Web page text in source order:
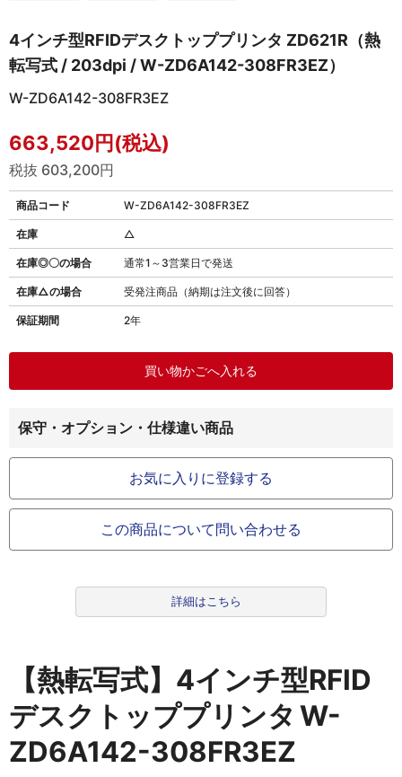
4インチ型RFIDデスクトッププリンタ ZD621R（熱
転写式 / 203dpi / W-ZD6A142-308FR3EZ）
W-ZD6A142-308FR3EZ
663,520円(税込)
税抜 603,200円
商品コード W-ZD6A142-308FR3EZ
在庫◎〇の場合 通常1～3営業日で発送
在庫△の場合 受発注商品（納期は注文後に回答）
保証期間 2年
在庫 △
保守・オプション・仕様違い商品
お気に入りに登録する
この商品について問い合わせる
詳細はこちら
【熱転写式】4インチ型RFID
デスクトッププリンタ W-
ZD6A142-308FR3EZ